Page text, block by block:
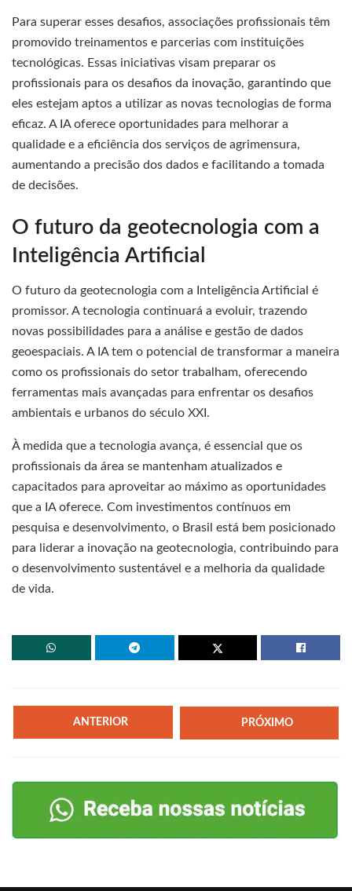
Para superar esses desafios, associações profissionais têm
promovido treinamentos e parcerias com instituições
tecnológicas. Essas iniciativas visam preparar os
profissionais para os desafios da inovação, garantindo que
eles estejam aptos a utilizar as novas tecnologias de forma
eficaz. A IA oferece oportunidades para melhorar a
qualidade e a eficiência dos serviços de agrimensura,
aumentando a precisão dos dados e facilitando a tomada
de decisões.
O futuro da geotecnologia com a
Inteligência Artificial
O futuro da geotecnologia com a Inteligência Artificial é
promissor. A tecnologia continuará a evoluir, trazendo
novas possibilidades para a análise e gestão de dados
geoespaciais. A IA tem o potencial de transformar a maneira
como os profissionais do setor trabalham, oferecendo
ferramentas mais avançadas para enfrentar os desafios
ambientais e urbanos do século XXI.
À medida que a tecnologia avança, é essencial que os
profissionais da área se mantenham atualizados e
capacitados para aproveitar ao máximo as oportunidades
que a IA oferece. Com investimentos contínuos em
pesquisa e desenvolvimento, o Brasil está bem posicionado
para liderar a inovação na geotecnologia, contribuindo para
o desenvolvimento sustentável e a melhoria da qualidade
de vida.
ANTERIOR PRÓXIMO